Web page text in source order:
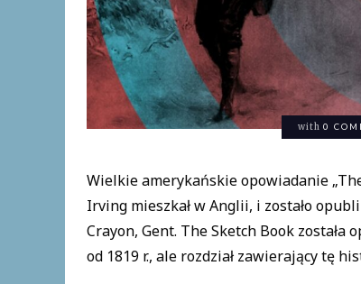
with 0
Wielkie amerykańskie opowiadanie
Irving mieszkał w Anglii, i zostało
Crayon, Gent. The Sketch Book
od 1819 r., ale rozdział zawierający tę